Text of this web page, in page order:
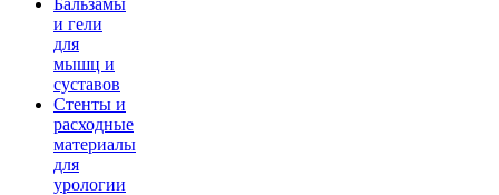
и гели
для
мышц и
суставов
Стенты и
расходные
материалы
для
урологии